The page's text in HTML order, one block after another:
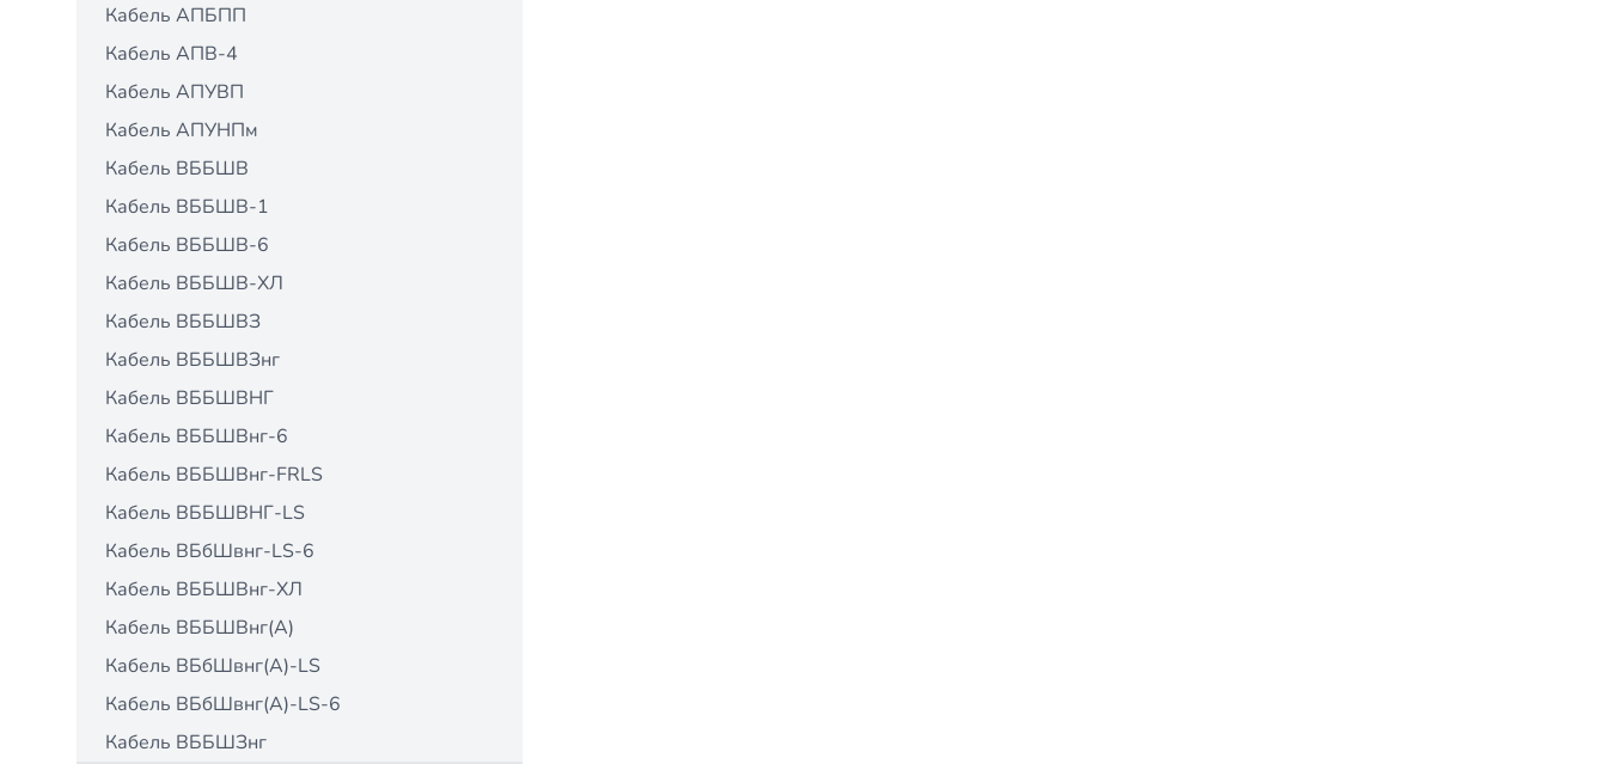
Кабель АПБПП
Кабель АПВ-4
Кабель АПУВП
Кабель АПУНПм
Кабель ВББШВ
Кабель ВББШВ-1
Кабель ВББШВ-6
Кабель ВББШВ-ХЛ
Кабель ВББШВЗ
Кабель ВББШВЗнг
Кабель ВББШВНГ
Кабель ВББШВнг-6
Кабель ВББШВнг-FRLS
Кабель ВББШВНГ-LS
Кабель ВБбШвнг-LS-6
Кабель ВББШВнг-ХЛ
Кабель ВББШВнг(А)
Кабель ВБбШвнг(А)-LS
Кабель ВБбШвнг(А)-LS-6
Кабель ВББШЗнг